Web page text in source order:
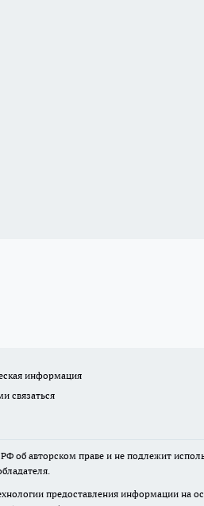
информация
связаться
об авторском праве и не подлежит
предоставления информации на